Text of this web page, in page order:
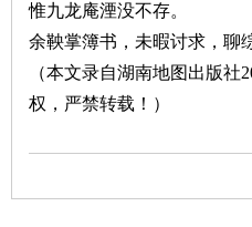
惟九龙庵湮没不存。
余鞅掌簿书，未暇讨求，聊
（本文录自湖南地图出版社
权，严禁转载！）